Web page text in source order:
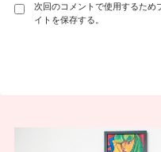
次回のコメントで使用するため
イトを保存する。